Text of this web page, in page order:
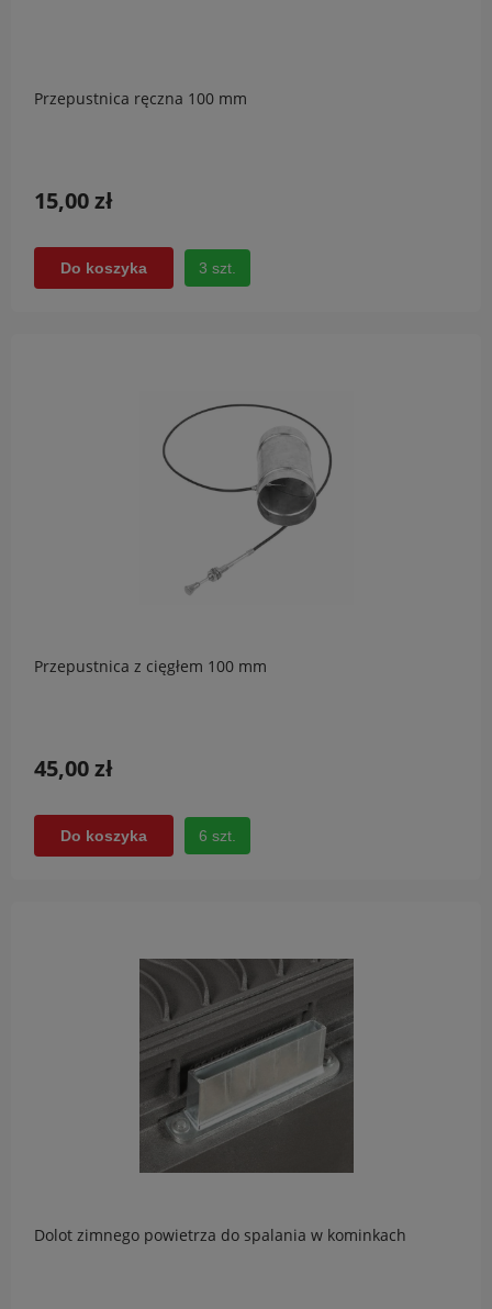
Przepustnica ręczna 100 mm
15,00 zł
Do koszyka 3 szt.
Przepustnica z cięgłem 100 mm
45,00 zł
Do koszyka 6 szt.
Dolot zimnego powietrza do spalania w kominkach